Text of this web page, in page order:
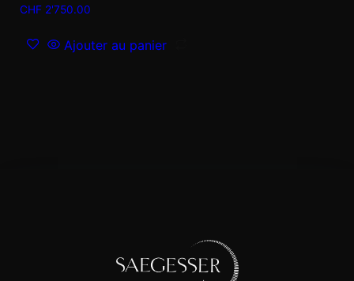
CHF 2'750.00
Ajouter au panier